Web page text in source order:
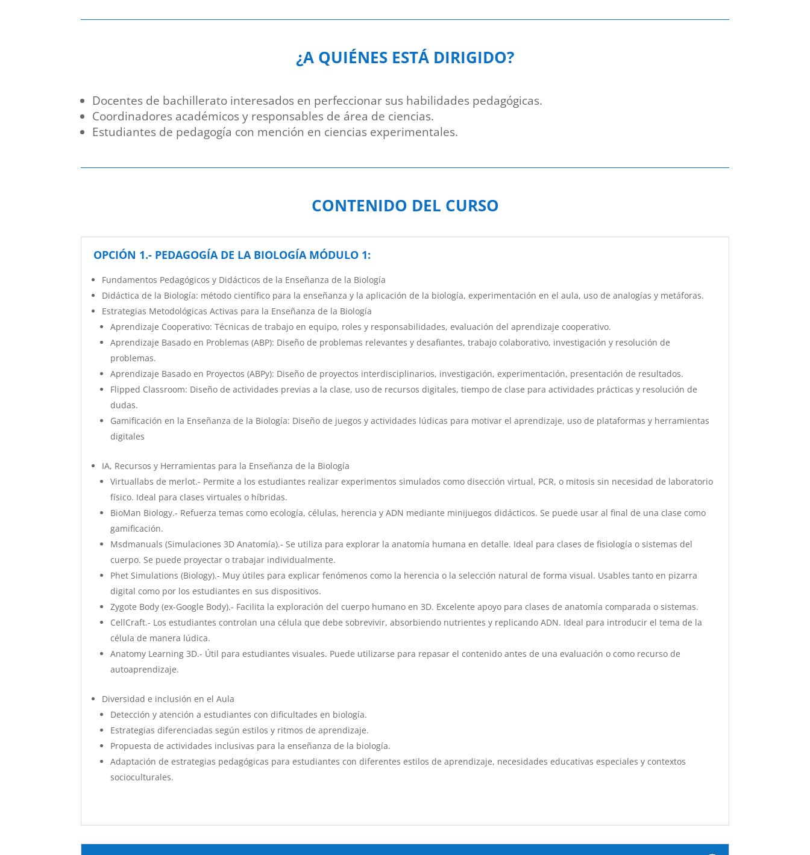
¿A QUIÉNES ESTÁ DIRIGIDO?
Docentes de bachillerato interesados en perfeccionar sus habilidades pedagógicas.
Coordinadores académicos y responsables de área de ciencias.
Estudiantes de pedagogía con mención en ciencias experimentales.
CONTENIDO DEL CURSO
OPCIÓN 1.- PEDAGOGÍA DE LA BIOLOGÍA MÓDULO 1:
Fundamentos Pedagógicos y Didácticos de la Enseñanza de la Biología
Didáctica de la Biología: método científico para la enseñanza y la aplicación de la biología, experimentación en el aula, uso de analogías y metáforas.
Estrategias Metodológicas Activas para la Enseñanza de la Biología
Aprendizaje Cooperativo: Técnicas de trabajo en equipo, roles y responsabilidades, evaluación del aprendizaje cooperativo.
Aprendizaje Basado en Problemas (ABP): Diseño de problemas relevantes y desafiantes, trabajo colaborativo, investigación y resolución de
problemas.
Aprendizaje Basado en Proyectos (ABPy): Diseño de proyectos interdisciplinarios, investigación, experimentación, presentación de resultados.
Flipped Classroom: Diseño de actividades previas a la clase, uso de recursos digitales, tiempo de clase para actividades prácticas y resolución de
dudas.
Gamificación en la Enseñanza de la Biología: Diseño de juegos y actividades lúdicas para motivar el aprendizaje, uso de plataformas y herramientas
digitales
IA, Recursos y Herramientas para la Enseñanza de la Biología
Virtuallabs de merlot.- Permite a los estudiantes realizar experimentos simulados como disección virtual, PCR, o mitosis sin necesidad de laboratorio
físico. Ideal para clases virtuales o híbridas.
BioMan Biology.- Refuerza temas como ecología, células, herencia y ADN mediante minijuegos didácticos. Se puede usar al final de una clase como
gamificación.
Msdmanuals (Simulaciones 3D Anatomía).- Se utiliza para explorar la anatomía humana en detalle. Ideal para clases de fisiología o sistemas del
cuerpo. Se puede proyectar o trabajar individualmente.
Phet Simulations (Biology).- Muy útiles para explicar fenómenos como la herencia o la selección natural de forma visual. Usables tanto en pizarra
digital como por los estudiantes en sus dispositivos.
Zygote Body (ex-Google Body).- Facilita la exploración del cuerpo humano en 3D. Excelente apoyo para clases de anatomía comparada o sistemas.
CellCraft.- Los estudiantes controlan una célula que debe sobrevivir, absorbiendo nutrientes y replicando ADN. Ideal para introducir el tema de la
célula de manera lúdica.
Anatomy Learning 3D.- Útil para estudiantes visuales. Puede utilizarse para repasar el contenido antes de una evaluación o como recurso de
autoaprendizaje.
Diversidad e inclusión en el Aula
Detección y atención a estudiantes con dificultades en biología.
Estrategias diferenciadas según estilos y ritmos de aprendizaje.
Propuesta de actividades inclusivas para la enseñanza de la biología.
Adaptación de estrategias pedagógicas para estudiantes con diferentes estilos de aprendizaje, necesidades educativas especiales y contextos
socioculturales.